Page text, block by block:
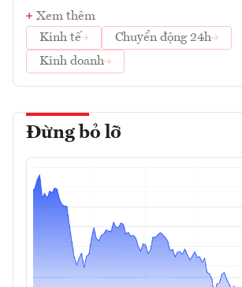
Xem thêm
Kinh tế
Chuyển động 24h
Kinh doanh
Đừng bỏ lỡ